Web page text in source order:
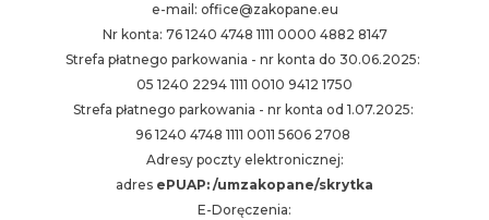
e-mail: office@zakopane.eu
Nr konta: 76 1240 4748 1111 0000 4882 8147
Strefa płatnego parkowania - nr konta do 30.06.2025:
05 1240 2294 1111 0010 9412 1750
Strefa płatnego parkowania - nr konta od 1.07.2025:
96 1240 4748 1111 0011 5606 2708
Adresy poczty elektronicznej:
adres ePUAP: /umzakopane/skrytka
E-Doręczenia: